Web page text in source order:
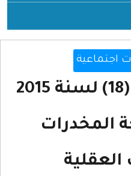
اجتماعية
قرار بقانون رقم (18) لسنة 2015
المخدرات
العقلية